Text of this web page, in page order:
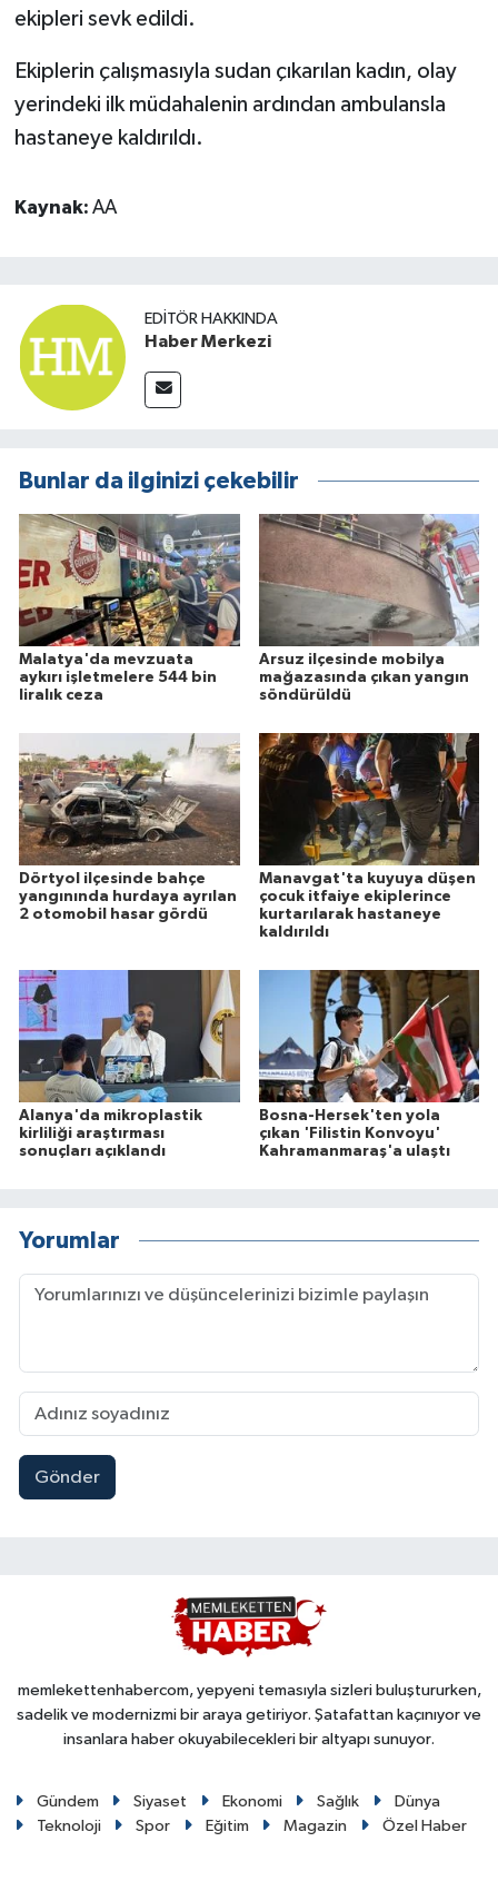
ekipleri sevk edildi.
Ekiplerin çalışmasıyla sudan çıkarılan kadın, olay
yerindeki ilk müdahalenin ardından ambulansla
hastaneye kaldırıldı.
Kaynak: AA
EDITÖR HAKKINDA
Haber Merkezi
Bunlar da ilginizi çekebilir
Malatya'da mevzuata
aykırı işletmelere 544 bin
liralık ceza
Arsuz ilçesinde mobilya
mağazasında çıkan yangın
söndürüldü
Dörtyol ilçesinde bahçe
yangınında hurdaya ayrılan
2 otomobil hasar gördü
Manavgat'ta kuyuya düşen
çocuk itfaiye ekiplerince
kurtarılarak hastaneye
kaldırıldı
Alanya'da mikroplastik
kirliliği araştırması
sonuçları açıklandı
Bosna-Hersek'ten yola
çıkan 'Filistin Konvoyu'
Kahramanmaraş'a ulaştı
Yorumlar
Gönder
memlekettenhabercom, yepyeni temasıyla sizleri buluştururken,
sadelik ve modernizmi bir araya getiriyor. Şatafattan kaçınıyor ve
insanlara haber okuyabilecekleri bir altyapı sunuyor.
Gündem Siyaset Ekonomi Sağlık
Dünya
Teknoloji
Spor Eğitim Magazin Özel Haber